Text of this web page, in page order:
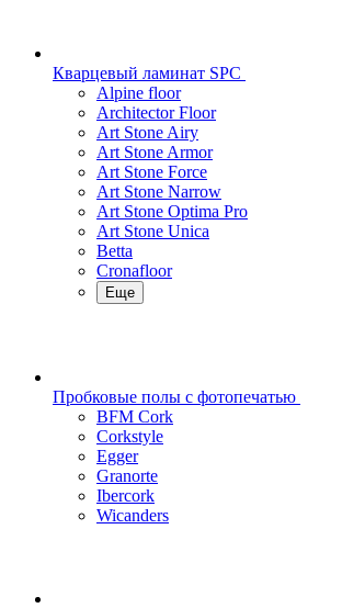
Кварцевый ламинат SPC
Alpine floor
Architector Floor
Art Stone Airy
Art Stone Armor
Art Stone Force
Art Stone Narrow
Art Stone Optima Pro
Art Stone Unica
Betta
Cronafloor
Еще
Пробковые полы с фотопечатью
BFM Cork
Corkstyle
Egger
Granorte
Ibercork
Wicanders